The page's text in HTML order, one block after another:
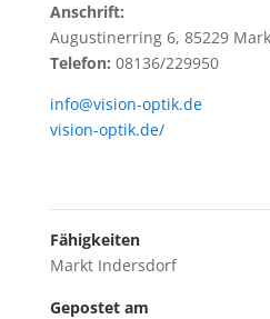
Anschrift:
Augustinerring 6, 85229
Telefon: 08136/229950
info@vision-optik.de
vision-optik.de/
Fähigkeiten
Markt Indersdorf
Gepostet am